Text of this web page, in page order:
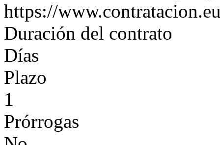
https://
Duración del contrato
Días
Plazo
1
Prórrogas